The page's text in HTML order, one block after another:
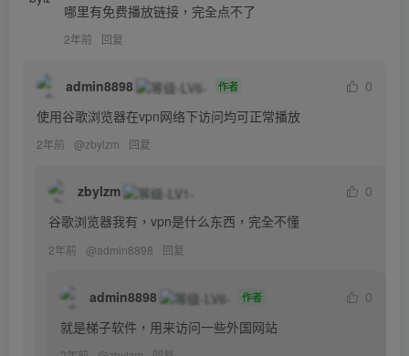
哪里有免费播放链接，完全点不了
2年前 回复
admin8898 作者
0
使用谷歌浏览器在vpn网络下访问均可正常播放
2年前 @zbylzm 回复
zbylzm
0
谷歌浏览器我有，vpn是什么东西，完全不懂
2年前 @admin8898 回复
admin8898 作者
0
就是梯子软件，用来访问一些外国网站